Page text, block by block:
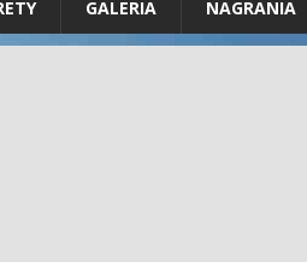
GALERIA NAGRANIA